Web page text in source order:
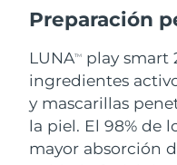
Preparación
LUNATM
play smart
ingredientes
y mascarillas
la piel. El 98% de
mayor absorción
Turquía
Emiratos Árabes
Unidos
Reino Unido